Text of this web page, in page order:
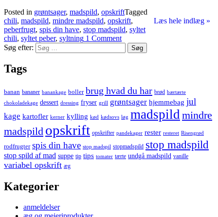
Læs hele indlæg »
Posted in grøntsager, madspild, opskriftTagged
chili, madspild, mindre madspild, opskrift,
peberfrugt, spis din have, stop madspild, syltet
chili, syltet peber, syltning 1 Comment
Søg efter:
Tags
banan bananer banankage boller brug hvad du har brød bærtærte
chokoladekage dessert dressing fryser grill grøntsager hjemmebag jul
kage kartofler kerner kylling kød kødsovs løg madspildmindre
madspild opskrift opskrifter pandekager rester resteret Risengrød
rodfrugter spis din have stop madspil stopmadspild stop madspild
stop spild af mad suppe tip tips tomater tærte undgå madspild vanille
variabel opskrift æg
Kategorier
anmeldelser